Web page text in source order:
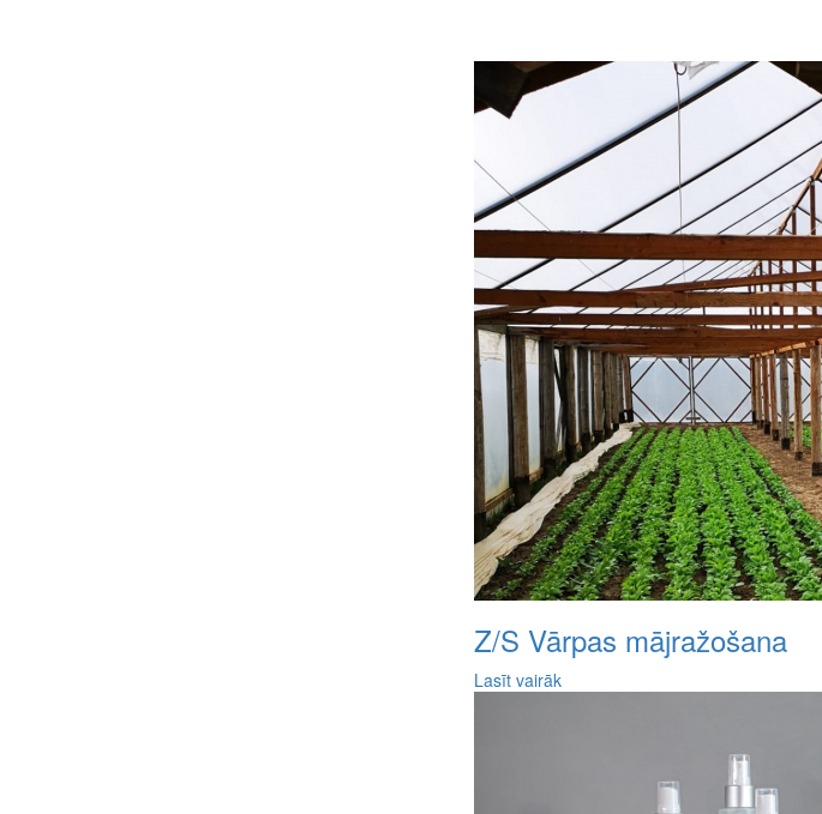
Z/S Vārpas mājražošana
Lasīt vairāk